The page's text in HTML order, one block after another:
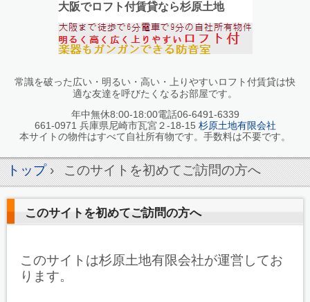
大阪でロフト付賃貸なら杉原土地
常識を破った広い・明るい・高い・上りやすいロフト付賃貸は快
適な友達を呼びたくなるお部屋です。
年中無休8:00-18:00電話06-6491-6339
661-0971 兵庫県尼崎市瓦宮２-18-15 杉原土地有限会社
本サイトの物件はすべて自社所有物です。手数料は不要です。
トップ› このサイトを初めてご訪問の方へ
このサイトを初めてご訪問の方へ
このサイトは杉原土地有限会社が運営してお
ります。